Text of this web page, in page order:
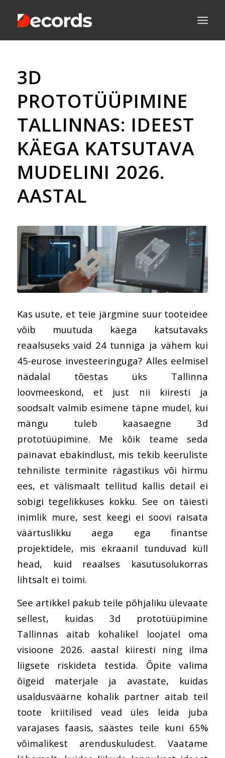
3D
PROTOTÜÜPIMINE
TALLINNAS: IDEEST
KÄEGA KATSUTAVA
MUDELINI 2026.
AASTAL
Kas usute, et teie järgmine suur tooteidee
võib muutuda käega katsutavaks
reaalsuseks vaid 24 tunniga ja vähem kui
45-eurose investeeringuga? Alles eelmisel
nädalal tõestas üks Tallinna
loovmeeskond, et just nii kiiresti ja
soodsalt valmib esimene täpne mudel, kui
mängu tuleb kaasaegne 3d
prototüüpimine. Me kõik teame seda
painavat ebakindlust, mis tekib keeruliste
tehniliste terminite rägastikus või hirmu
ees, et välismaalt tellitud kallis detail ei
sobigi tegelikkuses kokku. See on täiesti
inimlik mure, sest keegi ei soovi raisata
väärtuslikku aega ega finantse
projektidele, mis ekraanil tunduvad küll
head, kuid reaalses kasutusolukorras
lihtsalt ei toimi.
See artikkel pakub teile põhjaliku ülevaate
sellest, kuidas 3d prototüüpimine
Tallinnas aitab kohalikel loojatel oma
visioone 2026. aastal kiiresti ning ilma
liigsete riskideta testida. Õpite valima
õigeid materjale ja avastate, kuidas
usaldusväärne kohalik partner aitab teil
toote kriitilised vead üles leida juba
varajases faasis, säästes teile kuni 65%
võimalikest arenduskuludest. Vaatame